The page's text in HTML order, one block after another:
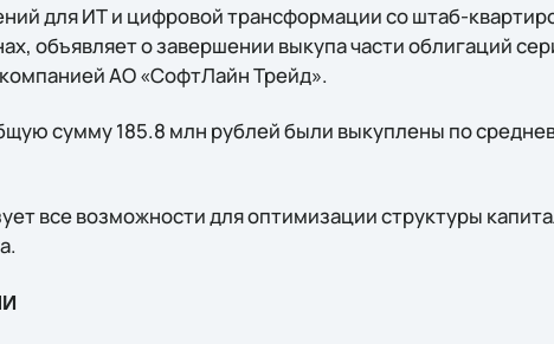
для ИТ и цифровой трансформации со штаб-
объявляет о завершении выкупа части облигаций
АО «СофтЛайн Трейд».
сумму 185.8 млн рублей были выкуплены по
все возможности для оптимизации структуры